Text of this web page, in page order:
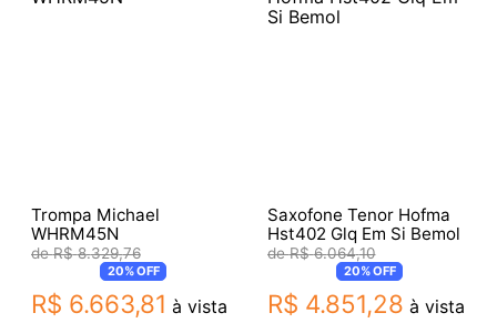
Trompa Michael
WHRM45N
R$ 8.329,76
20%OFF
R$ 6.663,81 à vista
Saxofone Tenor Hofma
Hst402 Glq Em Si Bemol
R$ 6.064,10
20%OFF
R$ 4.851,28 à vista